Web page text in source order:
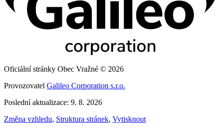
Oficiální stránky Obec Vražné © 2026
Provozovatel Galileo Corporation s.r.o.
Poslední aktualizace: 9. 8. 2026
Změna vzhledu, Struktura stránek, Vytisknout